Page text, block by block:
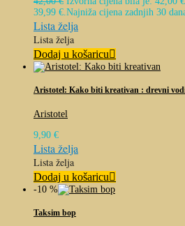
39,99 €. Najniža cijena zadnjih 30
Lista želja
Lista želja
Dodaj u košaricu
Aristotel: Kako biti kreativan : drevni
Aristotel
9,90 €
Lista želja
Lista želja
Dodaj u košaricu
-10 %
Taksim bop